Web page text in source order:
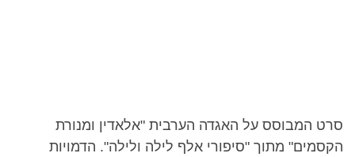
סרט המבוסס על האגדה הערבית "אלאדין ומנורת
הקסמים" מתוך "סיפורי אלף לילה ולילה". הדמויות